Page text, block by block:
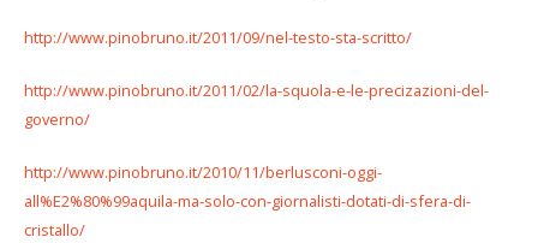
http://www.pinobruno.it/2011/09/nel-testo-sta-scritto/
http://www.pinobruno.it/2011/02/la-squola-e-le-precizazioni-del-
governo/
http://www.pinobruno.it/2010/11/berlusconi-oggi-
all%E2%80%99aquila-ma-solo-con-giornalisti-dotati-di-sfera-di-
cristallo/